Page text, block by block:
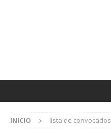
INICIO lista de convocados